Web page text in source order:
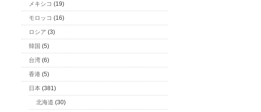
メキシコ (19)
モロッコ (16)
ロシア (3)
韓国 (5)
台湾 (6)
香港 (5)
日本 (381)
北海道 (30)